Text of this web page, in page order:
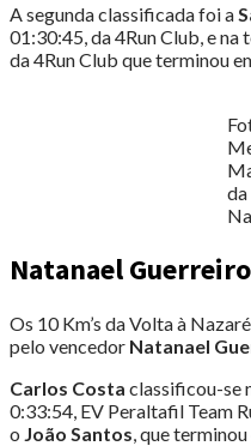
A segunda classificada foi a
01:30:45, da 4Run Club, e
da 4Run Club que terminou
da
Natanael
Os 10 Km’s da Volta à
pelo vencedor Natanael
Carlos Costa classificou-se
0:33:54, EV Peraltafil Team
o João Santos , que